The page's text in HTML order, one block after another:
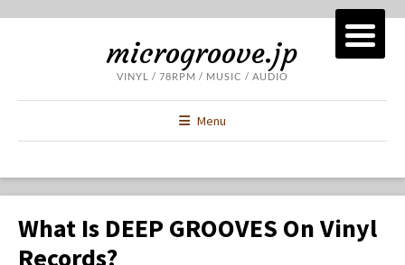
microgroove.jp
VINYL / 78RPM / MUSIC / AUDIO
Menu
What Is DEEP GROOVES On Vinyl
Records?